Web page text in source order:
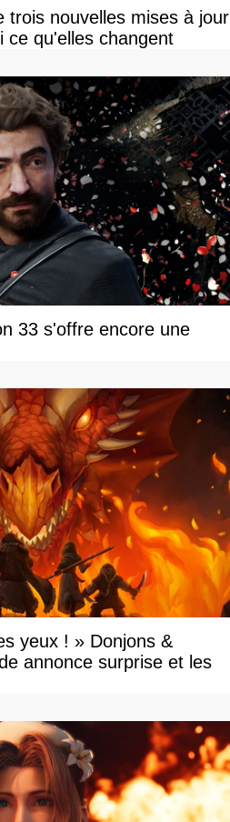
trois nouvelles mises à jour
ce qu'elles changent
33 s'offre encore une
yeux ! » Donjons &
annonce surprise et les